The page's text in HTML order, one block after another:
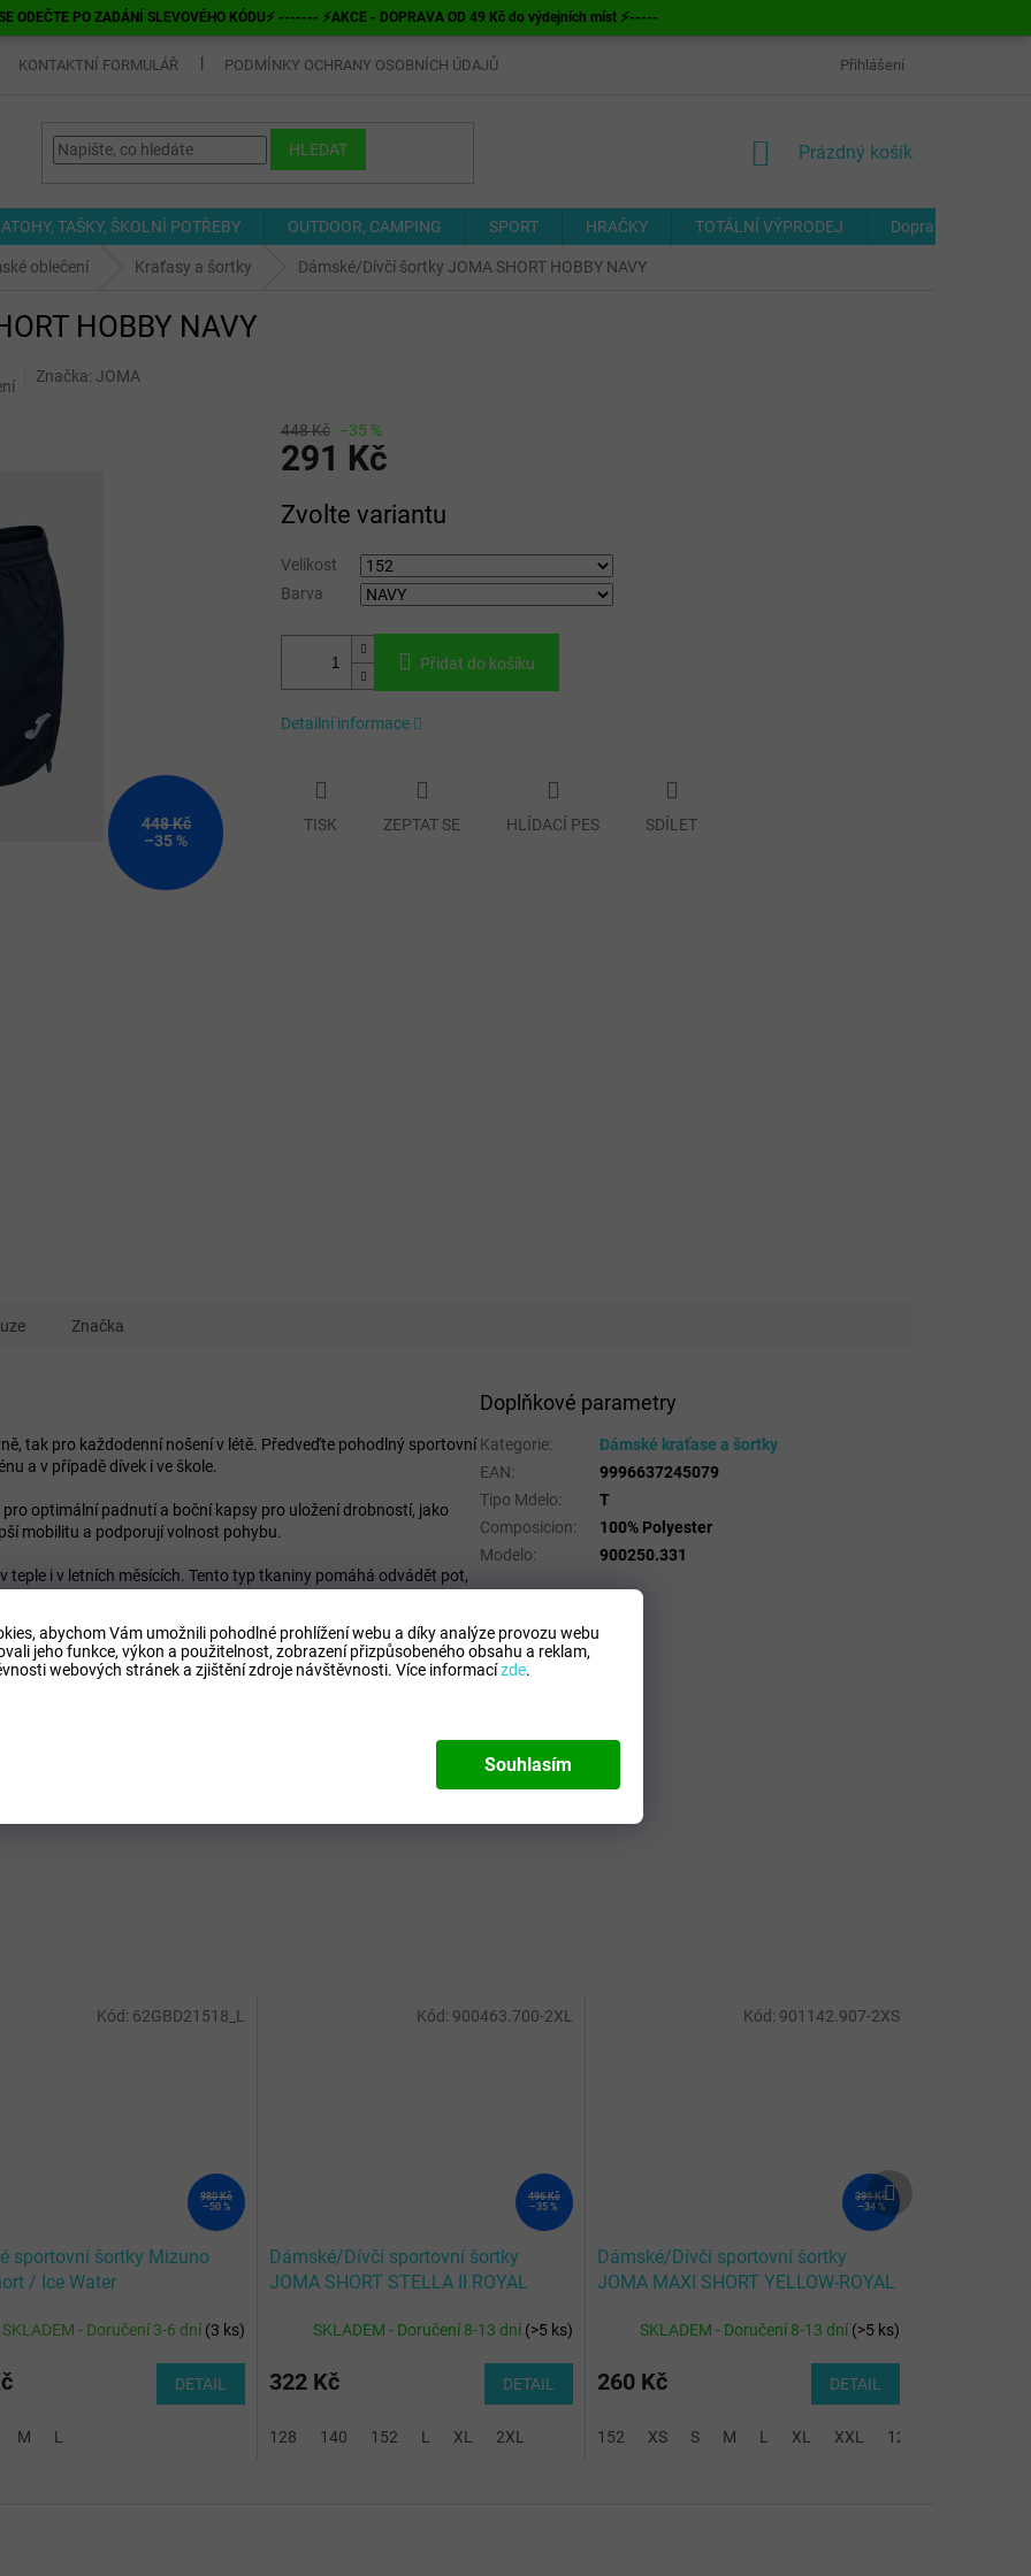
abychom Vám umožnili pohodlné prohlížení webu a díky analýze provozu webu
jeho funkce, výkon a použitelnost, zobrazení přizpůsobeného obsahu a reklam,
webových stránek a zjištění zdroje návštěvnosti. Více informacízde.
Souhlasím
ODEČTE PO ZADÁNÍ SLEVOVÉHO KÓDU⚡ ------- ⚡AKCE - DOPRAVA OD 49 Kč do výdejních míst ⚡-----
KONTAKTNÍ FORMULÁŘ PODMÍNKY OCHRANY OSOBNÍCH ÚDAJŮ ODSTOUPENÍ OD SMLOUVY
Přihlášení
HLEDAT
NÁKUPNÍ
Prázdný košík
TAŠKY, ŠKOLNÍ POTŘEBY OUTDOOR, CAMPING SPORT HRAČKY TOTÁLNÍ VÝPRODEJ Doprava a platba
oblečení Kraťasy a šortky Dámské/Dívčí šortky JOMA SHORT HOBBY NAVY
HOBBY NAVY
Značka: JOMA
448 Kč
–35 %
448 Kč –35 %
291 Kč
cena:
Zvolte variantu
Velikost
Barva
Přidat do košíku
Detailní informace
TISK ZEPTAT SE HLÍDACÍ PES SDÍLET
980 Kč
–50 %
sportovní šortky Mizuno
/ Ice Water
SKLADEM - Doručení 3-6 dní(3 ks)
DETAIL
M L
Kód: 62GBD21518_L
496 Kč
–35 %
Dámské/Dívčí sportovní šortky
JOMA SHORT STELLA II ROYAL
SKLADEM - Doručení 8-13 dní(>5 ks)
322 Kč DETAIL
128 140 152 L XL 2XL
Kód: 900463.700-2XL
399 Kč
–34 %
Dámské/Dívčí sportovní šortky
JOMA MAXI SHORT YELLOW-ROYAL
SKLADEM - Doručení 8-13 dní(>5 ks)
260 Kč DETAIL
152 XS S M L XL XXL 128-140
Kód: 901142.907-2XS
produkt
Značka
tak pro každodenní nošení v létě. Předveďte pohodlný sportovní
a v případě dívek i ve škole.
optimální padnutí a boční kapsy pro uložení drobností, jako
mobilitu a podporují volnost pohybu.
teple i v letních měsících. Tento typ tkaniny pomáhá odvádět pot,
volnost pohybu.
sladí s jakýmkoli tričkem nebo letním topem a vytvoří tak
Doplňkové parametry
Kategorie:
Dámské kraťase a šortky
EAN:
9996637245079
Tipo Mdelo:
T
Composicion:
100% Polyester
Modelo: 900250.331